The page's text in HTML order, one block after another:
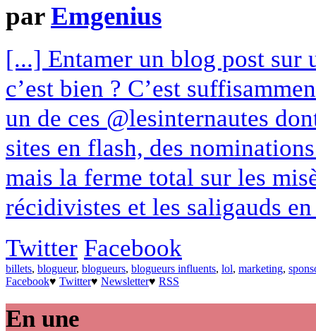
parEmgenius
[...] Entamer un blog post sur
c’est bien ? C’est
un de ces @lesinternautes
sites en flash, des
mais la ferme total sur les
récidivistes et les saligauds
Twitter Facebook
billets, blogueur, blogueurs, blogueurs influents, lol, marketing,
Facebook♥ Twitter♥ Newsletter♥ RSS
En une